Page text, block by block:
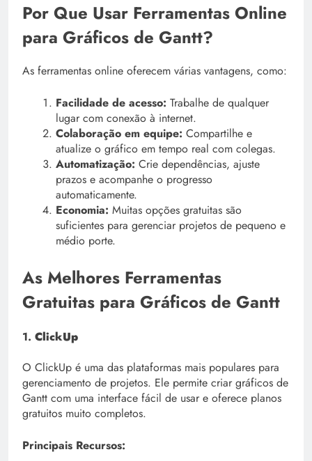
Por Que Usar Ferramentas Online
para Gráficos de Gantt?
As ferramentas online oferecem várias vantagens, como:
Facilidade de acesso: Trabalhe de qualquer
lugar com conexão à internet.
Colaboração em equipe: Compartilhe e
atualize o gráfico em tempo real com colegas.
Automatização: Crie dependências, ajuste
prazos e acompanhe o progresso
automaticamente.
Economia: Muitas opções gratuitas são
suficientes para gerenciar projetos de pequeno e
médio porte.
As Melhores Ferramentas
Gratuitas para Gráficos de Gantt
1. ClickUp
O ClickUp é uma das plataformas mais populares para
gerenciamento de projetos. Ele permite criar gráficos de
Gantt com uma interface fácil de usar e oferece planos
gratuitos muito completos.
Principais Recursos: